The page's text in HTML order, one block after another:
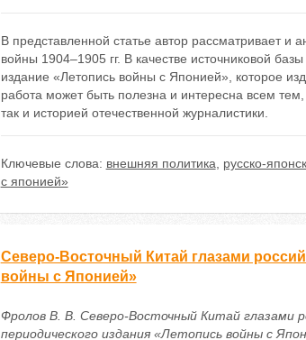
В представленной статье автор рассматривает и
войны 1904–1905 гг. В качестве источниковой
издание «Летопись войны с Японией», которое
работа может быть полезна и интересна всем тем,
так и историей отечественной журналистики.
Ключевые слова: внешняя политика русско-
с японией»
Северо-Восточный Китай глазами
войны с Японией»
Фролов В. В. Северо-Восточный Китай глазами
периодического издания «Летопись войны с